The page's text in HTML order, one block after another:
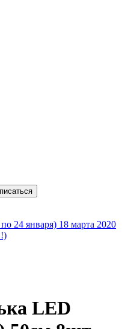
24 января) 18 марта 2020
LED